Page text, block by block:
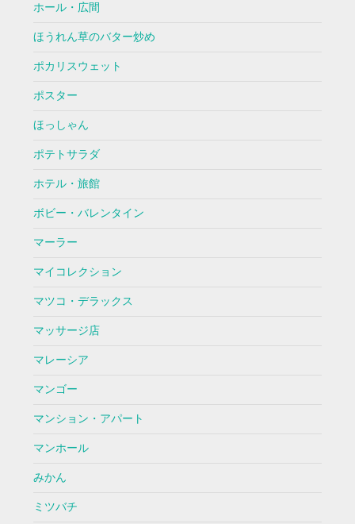
ホール・広間
ほうれん草のバター炒め
ポカリスウェット
ポスター
ほっしゃん
ポテトサラダ
ホテル・旅館
ボビー・バレンタイン
マーラー
マイコレクション
マツコ・デラックス
マッサージ店
マレーシア
マンゴー
マンション・アパート
マンホール
みかん
ミツバチ